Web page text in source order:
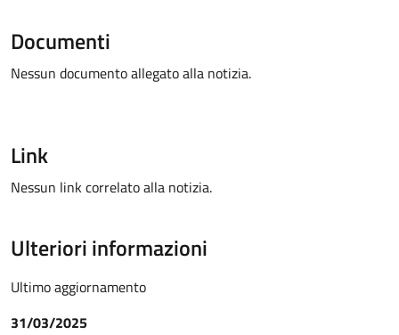
Documenti
Nessun documento allegato alla notizia.
Link
Nessun link correlato alla notizia.
Ulteriori informazioni
Ultimo aggiornamento
31/03/2025